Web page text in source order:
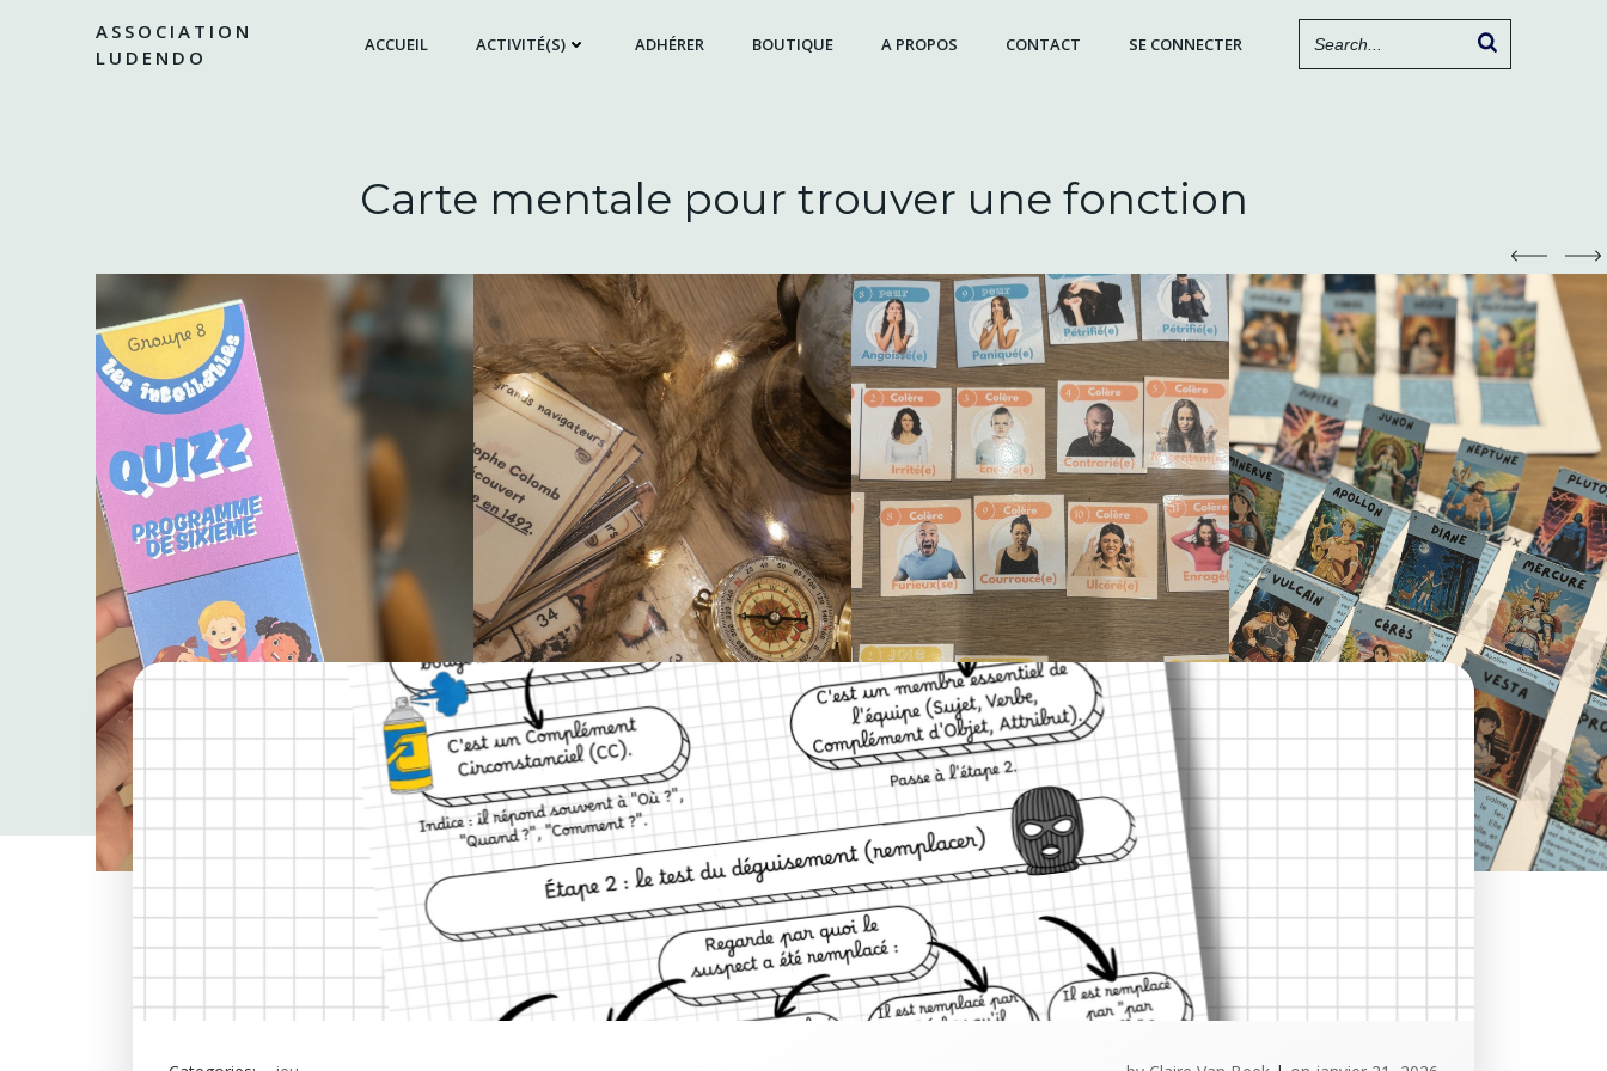
ASSOCIATION
LUDENDO
ACCUEIL ACTIVITÉ(S) ADHÉRER BOUTIQUE A PROPOS CONTACT SE CONNECTER
Carte mentale pour trouver une fonction